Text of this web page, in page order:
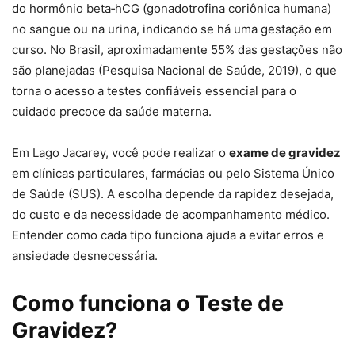
do hormônio beta‑hCG (gonadotrofina coriônica humana)
no sangue ou na urina, indicando se há uma gestação em
curso. No Brasil, aproximadamente 55% das gestações não
são planejadas (Pesquisa Nacional de Saúde, 2019), o que
torna o acesso a testes confiáveis essencial para o
cuidado precoce da saúde materna.
Em Lago Jacarey, você pode realizar o exame de gravidez
em clínicas particulares, farmácias ou pelo Sistema Único
de Saúde (SUS). A escolha depende da rapidez desejada,
do custo e da necessidade de acompanhamento médico.
Entender como cada tipo funciona ajuda a evitar erros e
ansiedade desnecessária.
Como funciona o Teste de
Gravidez?